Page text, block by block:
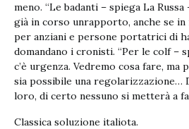
meno. “Le badanti – spiega La
già in corso unrapporto, anche se
per anziani e persone portatrici di
domandano i cronisti. “Per le colf –
c’è urgenza. Vedremo cosa fare,
sia possibile una regolarizzazione…
loro, di certo nessuno si metterà a
Classica soluzione italiota.